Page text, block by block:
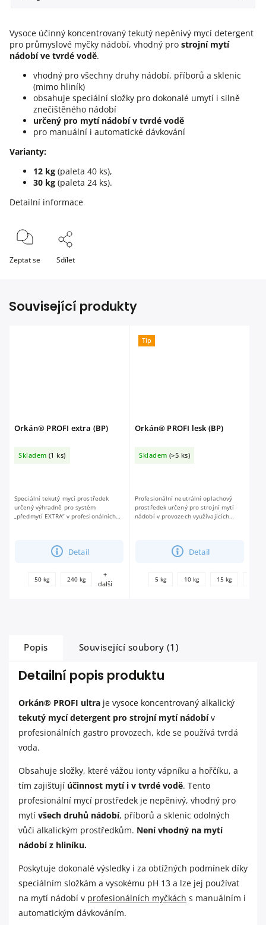
Vysoce účinný koncentrovaný tekutý nepěnivý mycí detergent
pro průmyslové myčky nádobí, vhodný pro strojní mytí
nádobí ve tvrdé vodě.
vhodný pro všechny druhy nádobí, příborů a sklenic
(mimo hliník)
obsahuje speciální složky pro dokonalé umytí i silně
znečištěného nádobí
určený pro mytí nádobí v tvrdé vodě
pro manuální i automatické dávkování
Varianty:
12 kg (paleta 40 ks),
30 kg (paleta 24 ks).
Detailní informace
Zeptat se Sdílet
Související produkty
Orkán® PROFI extra (BP)
Skladem (1 ks)
Detail
Speciální tekutý mycí prostředek
určený výhradně pro systém
„předmytí EXTRA“ v profesionálních
50 kg 240 kg
+
další
Tip
Orkán® PROFI lesk (BP)
Skladem (>5 ks)
Detail
Profesionální neutrální oplachový
prostředek určený pro strojní mytí
nádobí v provozech využívajících
5 kg 10 kg 15 kg
Popis Související soubory (1)
Detailní popis produktu
Orkán® PROFI ultra je vysoce koncentrovaný alkalický
tekutý mycí detergent pro strojní mytí nádobív
profesionálních gastro provozech, kde se používá tvrdá
voda.
Obsahuje složky, které vážou ionty vápníku a hořčíku, a
tím zajišťují účinnost mytí i v tvrdé vodě. Tento
profesionální mycí prostředek je nepěnivý, vhodný pro
mytí všech druhů nádobí, příborů a sklenic odolných
vůči alkalickým prostředkům. Není vhodný na mytí
nádobí z hliníku.
Poskytuje dokonalé výsledky i za obtížných podmínek díky
speciálním složkám a vysokému pH 13 a lze jej používat
na mytí nádobí v profesionálních myčkách s manuálním i
automatickým dávkováním.